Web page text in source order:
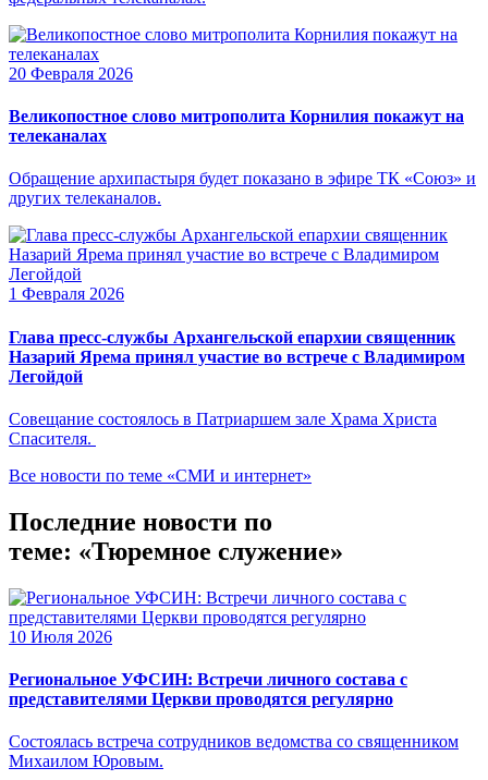
20 Февраля 2026
Великопостное слово митрополита Корнилия покажут на
телеканалах
Обращение архипастыря будет показано в эфире ТК «Союз» и
других телеканалов.
1 Февраля 2026
Глава пресс-службы Архангельской епархии священник
Назарий Ярема принял участие во встрече с Владимиром
Легойдой
Совещание состоялось в Патриаршем зале Храма Христа
Спасителя.
Все новости по теме «СМИ и интернет»
Последние новости по
теме: «Тюремное служение»
10 Июля 2026
Региональное УФСИН: Встречи личного состава с
представителями Церкви проводятся регулярно
Состоялась встреча сотрудников ведомства со священником
Михаилом Юровым.